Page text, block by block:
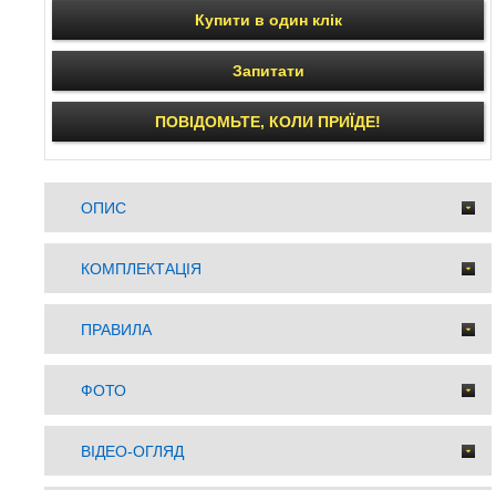
Купити в один клік
Запитати
ПОВІДОМЬТЕ, КОЛИ ПРИЇДЕ!
ОПИС
КОМПЛЕКТАЦІЯ
ПРАВИЛА
ФОТО
ВІДЕО-ОГЛЯД